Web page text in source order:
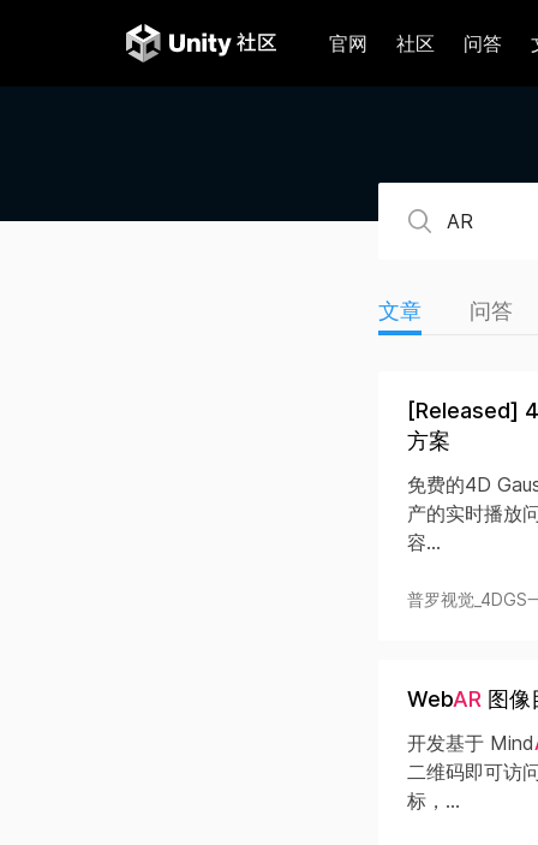
官网 社区 问答
文章 问答
[Released]
方案
免费的4D
产的实时播放
容...
普罗视觉_4DGS
WebAR 图像
开发基于 Mind
二维码即可访
标，...